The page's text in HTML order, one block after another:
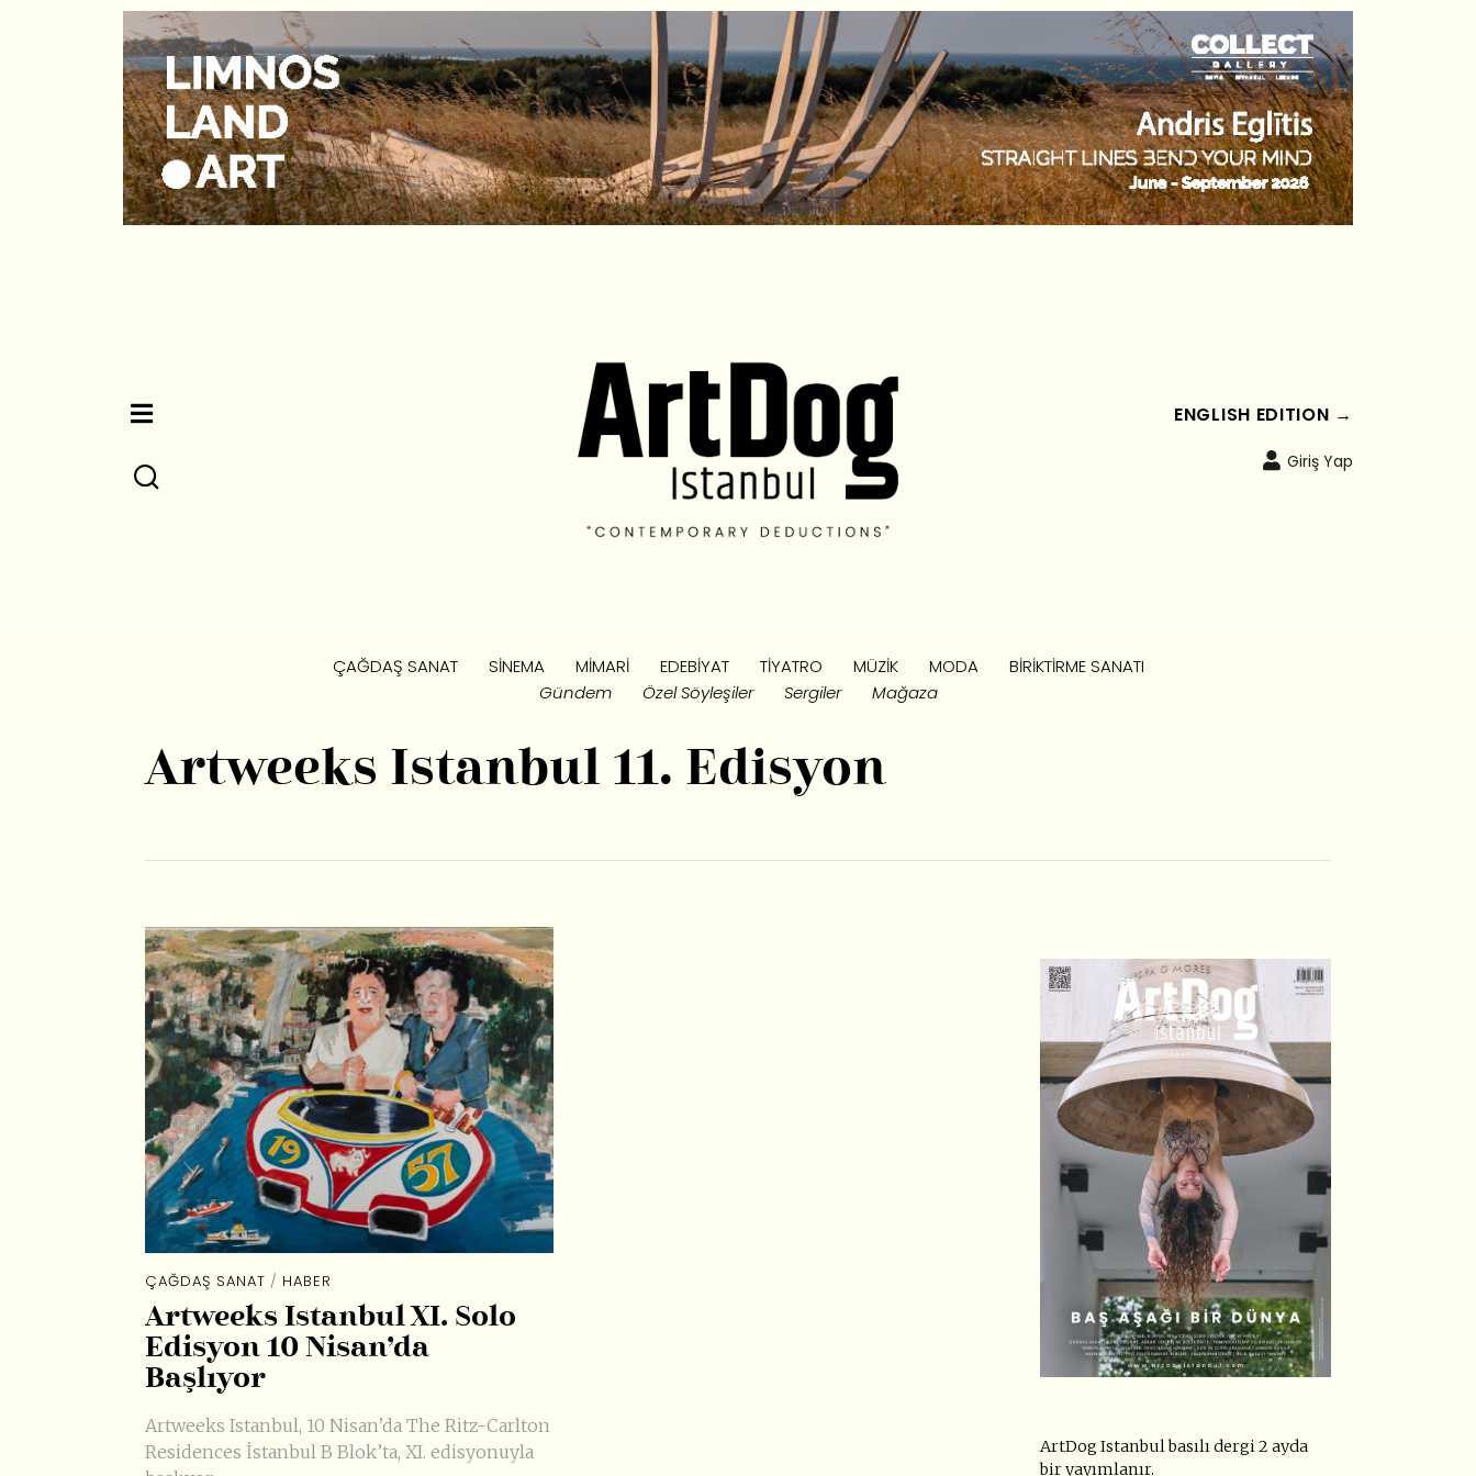
ENGLISH EDITION →
Giriş Yap
ÇAĞDAŞ SANAT SINEMA MIMARI EDEBIYAT TIYATRO MÜZIK MODA
BIRIKTIRME SANATI
Gündem
Özel Söyleşiler Sergiler Mağaza
Artweeks Istanbul 11. Edisyon
ÇAĞDAŞ SANAT / HABER
Artweeks Istanbul XI. Solo
Edisyon 10 Nisan’da
Başlıyor
Artweeks Istanbul, 10 Nisan’da The Ritz-Carlton
Residences İstanbul B Blok’ta, XI. edisyonuyla
ArtDog Istanbul basılı dergi 2 ayda
bir yayımlanır.